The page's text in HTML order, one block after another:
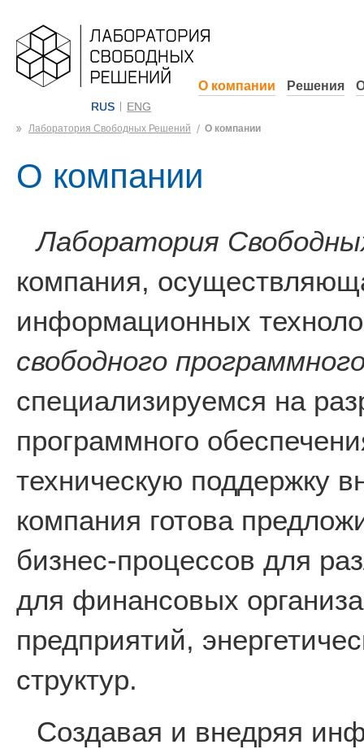
RUS ENG
О компании Решения
Лаборатория Свободных Решений О компании
О компании
Лаборатория
компания,
информационных
свободного
специализируемся на
программного
техническую поддержку
компания готова
бизнес-процессов для
для финансовых
предприятий,
структур.
Создавая и внедряя